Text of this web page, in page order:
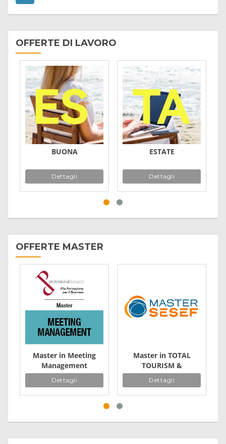
OFFERTE DI LAVORO
BUONA
Dettagli
ESTATE
Dettagli
OFFERTE MASTER
Master in Meeting
Management
Dettagli
Master in TOTAL
TOURISM &
Hospitality
Management
Dettagli